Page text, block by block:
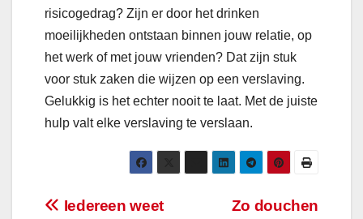
risicogedrag? Zijn er door het drinken
moeilijkheden ontstaan binnen jouw relatie, op
het werk of met jouw vrienden? Dat zijn stuk
voor stuk zaken die wijzen op een verslaving.
Gelukkig is het echter nooit te laat. Met de juiste
hulp valt elke verslaving te verslaan.
Bericht
Zo douchen
Iedereen weet